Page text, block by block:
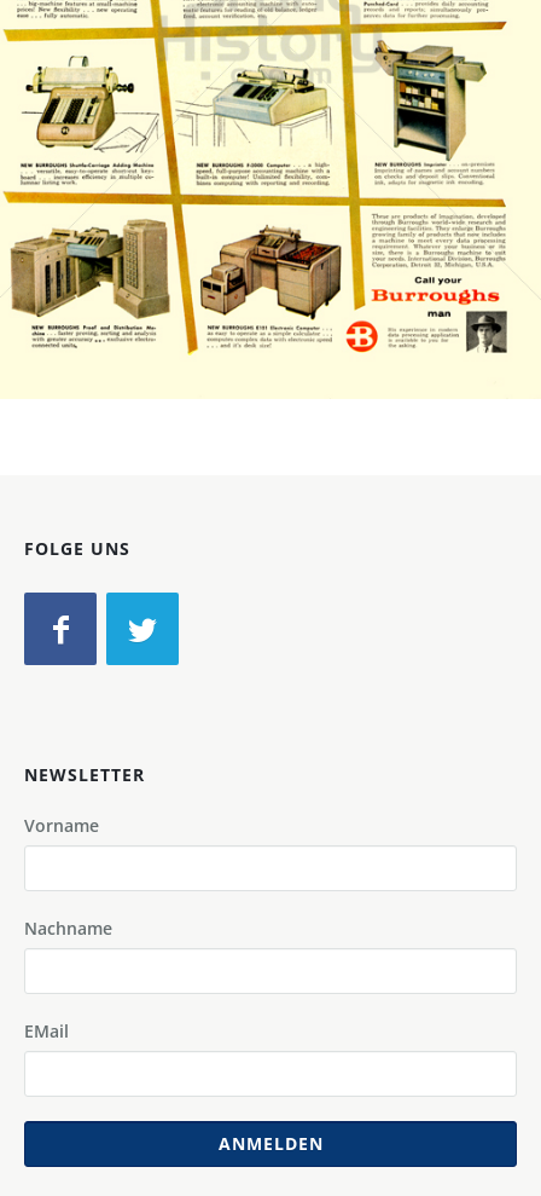
Burroughs Unisys Deutschland GmbH 1959
FOLGE UNS
NEWSLETTER
Vorname
Nachname
EMail
ANMELDEN